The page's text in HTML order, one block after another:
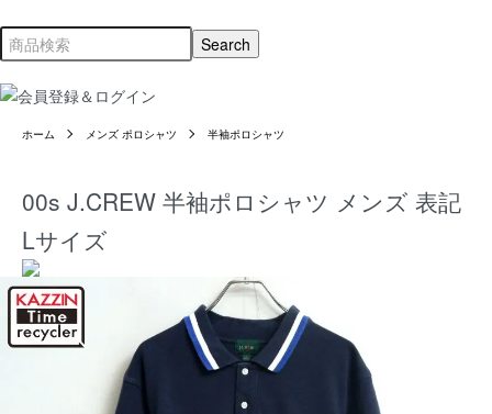
ホーム メンズ ポロシャツ 半袖ポロシャツ
00s J.CREW 半袖ポロシャツ メンズ 表記
Lサイズ